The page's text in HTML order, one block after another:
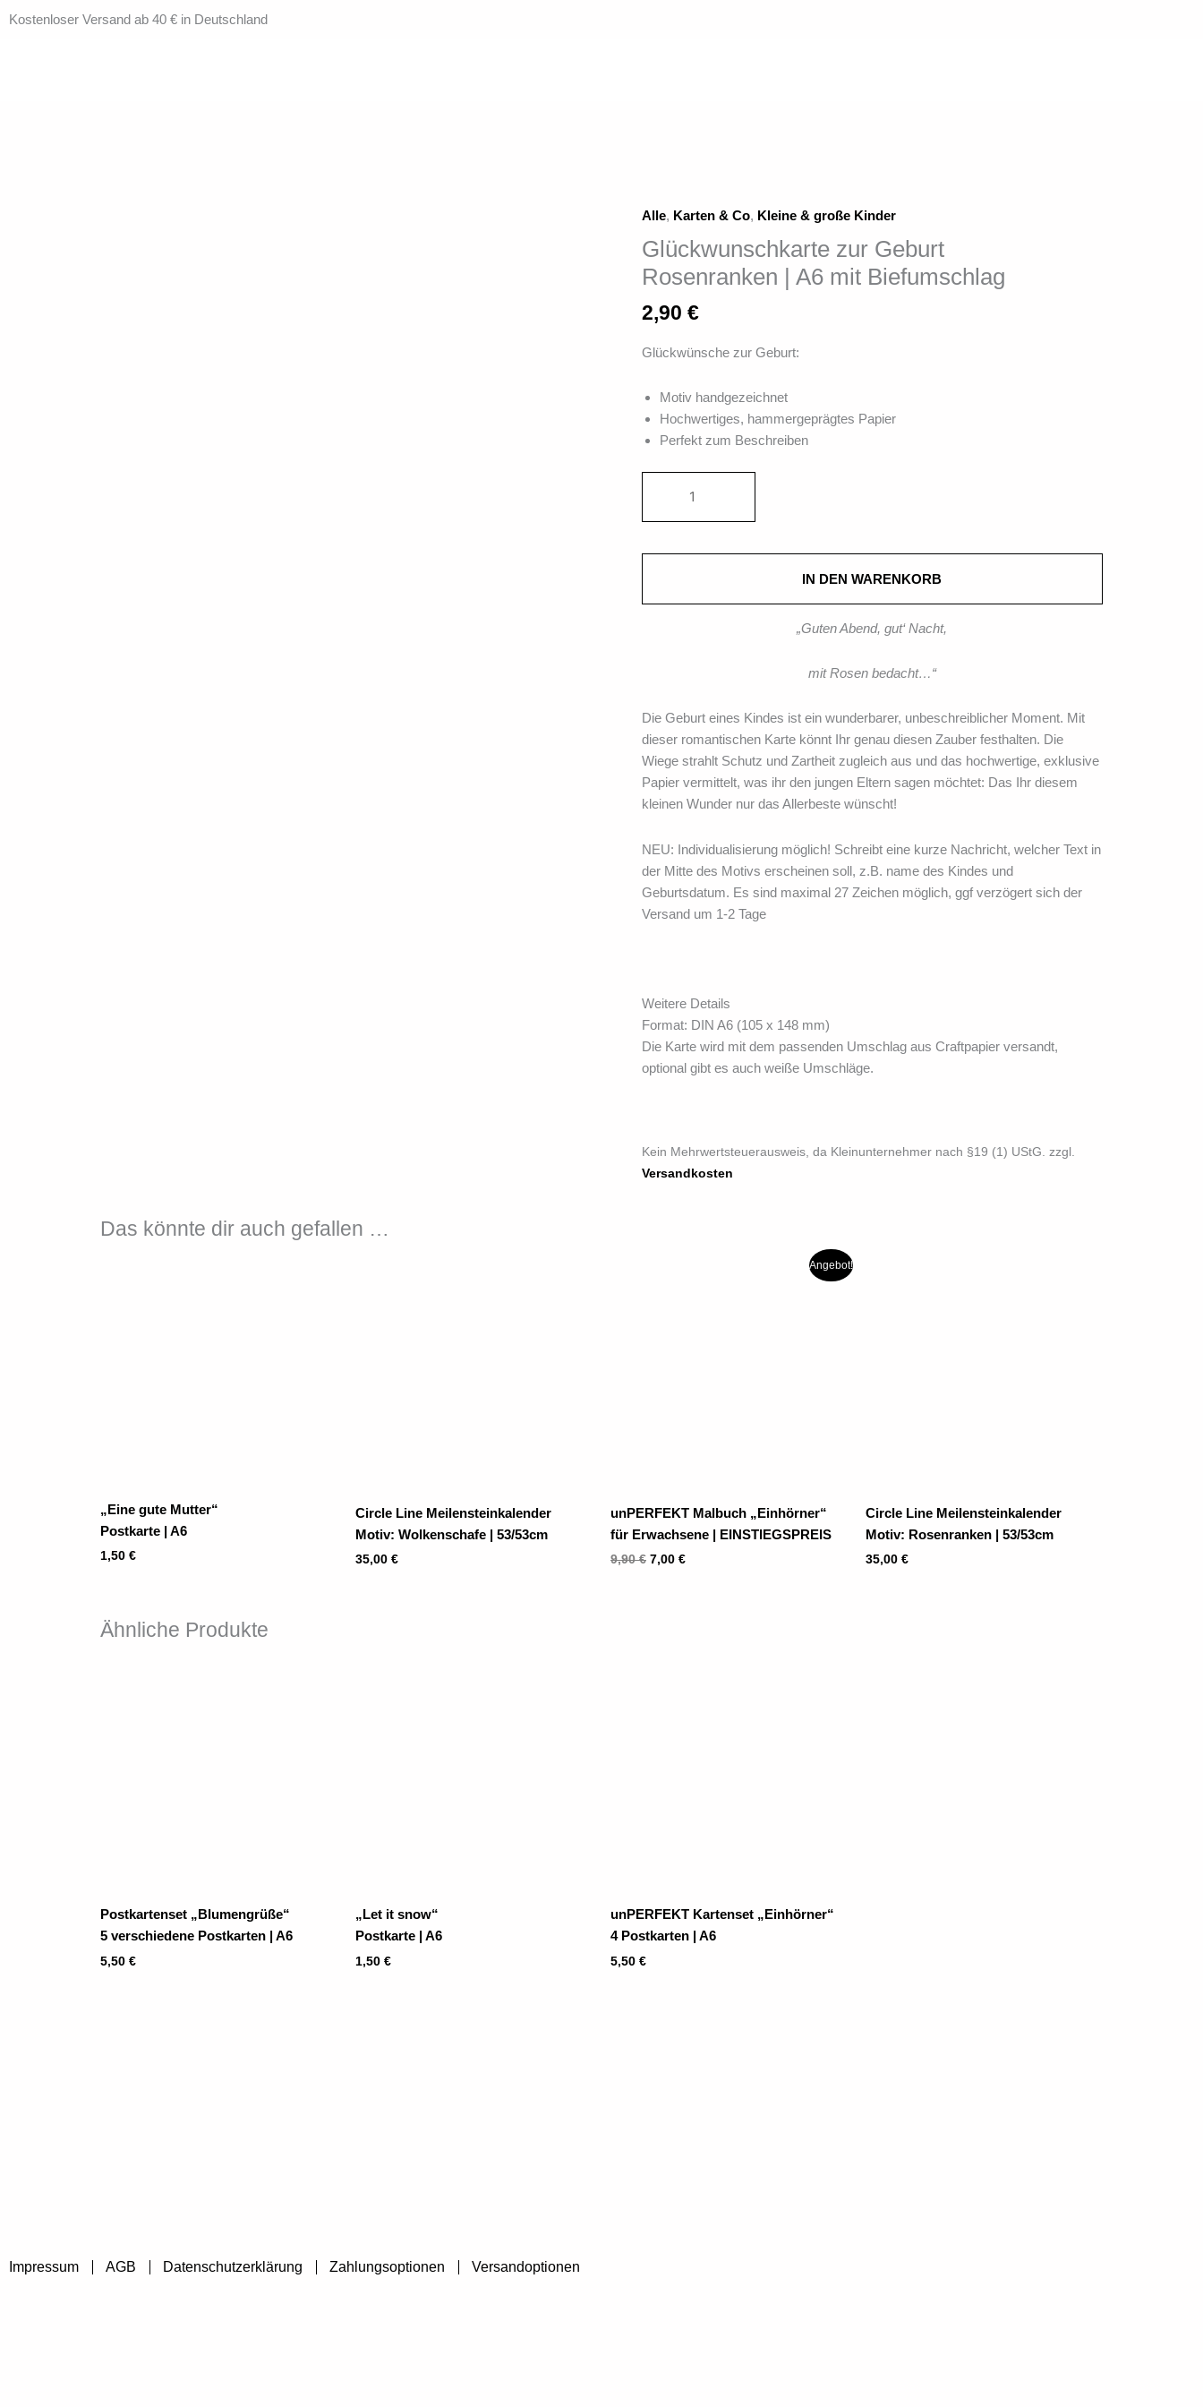
Kostenloser Versand ab 40 € in Deutschland
Alle, Karten & Co, Kleine & große Kinder
Glückwunschkarte zur Geburt
Rosenranken | A6 mit Biefumschlag
2,90 €
Glückwünsche zur Geburt:
Motiv handgezeichnet
Hochwertiges, hammergeprägtes Papier
Perfekt zum Beschreiben
Glückwunschkarte
zur
GeburtRosenranken
|
A6
mit
Biefumschlag
IN DEN WARENKORB
„Guten Abend, gut‘ Nacht,
mit Rosen bedacht…“
Die Geburt eines Kindes ist ein wunderbarer, unbeschreiblicher Moment. Mit
dieser romantischen Karte könnt Ihr genau diesen Zauber festhalten. Die
Wiege strahlt Schutz und Zartheit zugleich aus und das hochwertige, exklusive
Papier vermittelt, was ihr den jungen Eltern sagen möchtet: Das Ihr diesem
kleinen Wunder nur das Allerbeste wünscht!
NEU: Individualisierung möglich! Schreibt eine kurze Nachricht, welcher Text in
der Mitte des Motivs erscheinen soll, z.B. name des Kindes und
Geburtsdatum. Es sind maximal 27 Zeichen möglich, ggf verzögert sich der
Versand um 1-2 Tage
Weitere Details
Format: DIN A6 (105 x 148 mm)
Die Karte wird mit dem passenden Umschlag aus Craftpapier versandt,
optional gibt es auch weiße Umschläge.
Kein Mehrwertsteuerausweis, da Kleinunternehmer nach §19 (1) UStG. zzgl.
Versandkosten
Das könnte dir auch gefallen …
„Eine gute Mutter“
Postkarte | A6
1,50 €
Circle Line Meilensteinkalender
Motiv: Wolkenschafe | 53/53cm
35,00 €
Angebot!
unPERFEKT Malbuch „Einhörner“
für Erwachsene | EINSTIEGSPREIS
9,90€ 7,00 €
Circle Line Meilensteinkalender
Motiv: Rosenranken | 53/53cm
35,00 €
Ähnliche Produkte
Postkartenset „Blumengrüße“
5 verschiedene Postkarten | A6
5,50 €
„Let it snow“
Postkarte | A6
1,50 €
unPERFEKT Kartenset „Einhörner“
4 Postkarten | A6
5,50 €
Impressum AGB Datenschutzerklärung Zahlungsoptionen Versandoptionen